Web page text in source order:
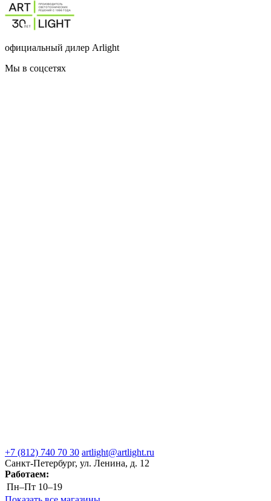
официальный дилер Arlight
Мы в соцсетях
+7 (812) 740 70 30 artlight@artlight.ru
Санкт-Петербург, ул. Ленина, д. 12
Работаем:
Пн–Пт 10–19